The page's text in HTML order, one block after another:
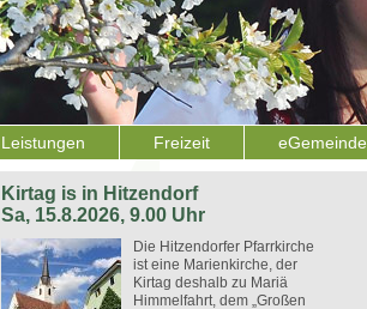
Leistungen Freizeit eGemeinde
Kirtag is in Hitzendorf
Sa, 15.8.2026, 9.00 Uhr
Die Hitzendorfer Pfarrkirche
ist eine Marienkirche, der
Kirtag deshalb zu Mariä
Himmelfahrt, dem „Großen